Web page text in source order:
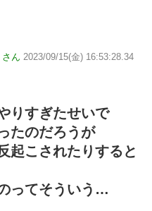
ん 2023/09/15(金) 16:53:28.34
りすぎたせいで
たのだろうが
起こされたりすると
ってそういう…